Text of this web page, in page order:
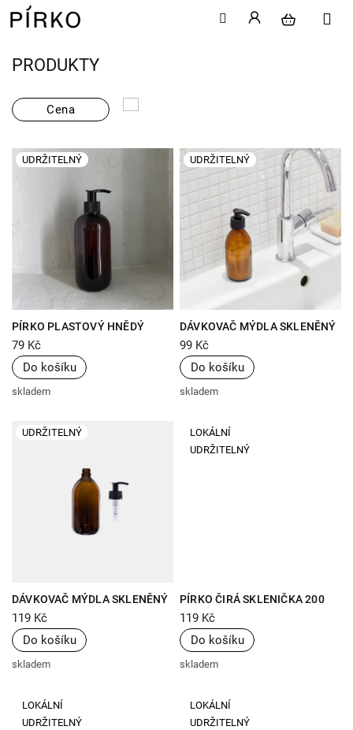
PřejítPRODUKTY
Cena
V
ý
s
p
o
u
k
t
ů
UDRŽITELNÝ
PÍRKO PLASTOVÝ HNĚDÝ
DÁVKOVAČ S PUMPIČKOU 250
ML
skladem
79 Kč
Do košíku
UDRŽITELNÝ
DÁVKOVAČ MÝDLA SKLENĚNÝ
HNĚDÝ 250 ML
skladem
99 Kč
Do košíku
UDRŽITELNÝ
DÁVKOVAČ MÝDLA SKLENĚNÝ
HNĚDÝ 300 ML
skladem
119 Kč
Do košíku
LOKÁLNÍ
UDRŽITELNÝ
PÍRKO ČIRÁ SKLENIČKA 200
ML
skladem
119 Kč
Do košíku
LOKÁLNÍ
UDRŽITELNÝ
LOKÁLNÍ
UDRŽITELNÝ